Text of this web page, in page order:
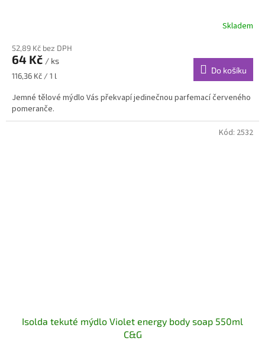
Skladem
52,89 Kč bez DPH
64 Kč / ks
Měrná
116,36 Kč / 1 l
Do košíku
Jemné tělové mýdlo Vás překvapí jedinečnou parfemací červeného
pomeranče.
Isolda tekuté mýdlo Violet energy body soap 550ml
C&G
Kód: 2532